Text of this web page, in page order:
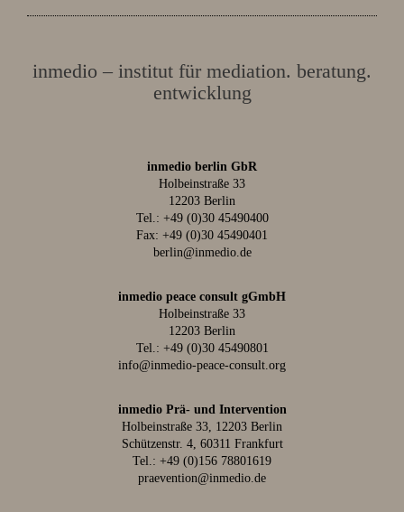
inmedio – institut für mediation. beratung.
entwicklung
inmedio berlin GbR
Holbeinstraße 33
12203 Berlin
Tel.: +49 (0)30 45490400
Fax: +49 (0)30 45490401
berlin@inmedio.de
inmedio peace consult gGmbH
Holbeinstraße 33
12203 Berlin
Tel.: +49 (0)30 45490801
info@inmedio-peace-consult.org
inmedio Prä- und Intervention
Holbeinstraße 33, 12203 Berlin
Schützenstr. 4, 60311 Frankfurt
Tel.: +49 (0)156 78801619
praevention@inmedio.de